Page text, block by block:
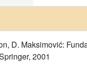
D. Maksimović:
2001